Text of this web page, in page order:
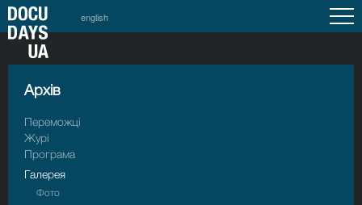
english
Архiв
Переможці
Журі
Програма
Галерея
Фото